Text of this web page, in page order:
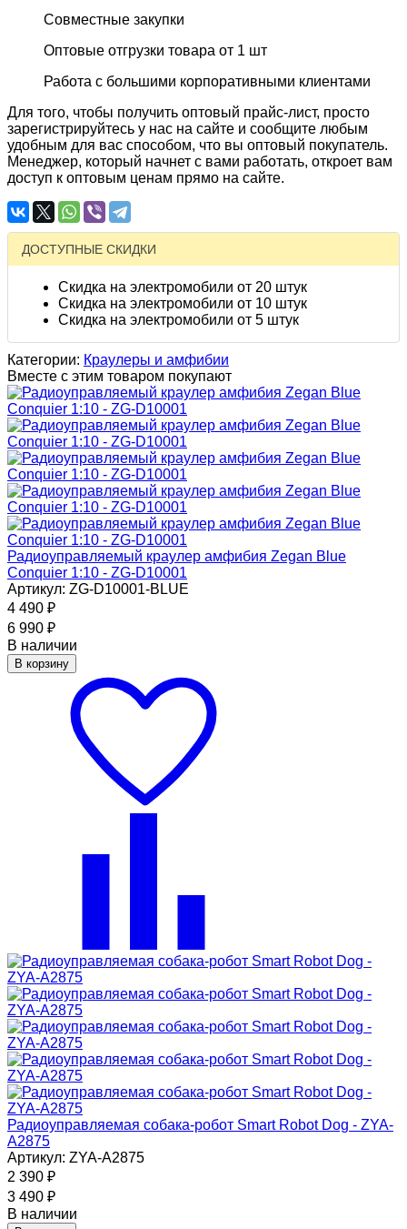
Совместные закупки
Оптовые отгрузки товара от 1 шт
Работа с большими корпоративными клиентами
Для того, чтобы получить оптовый прайс-лист, просто
зарегистрируйтесь у нас на сайте и сообщите любым
удобным для вас способом, что вы оптовый покупатель.
Менеджер, который начнет с вами работать, откроет вам
доступ к оптовым ценам прямо на сайте.
ДОСТУПНЫЕ СКИДКИ
Скидка на электромобили от 20 штук
Скидка на электромобили от 10 штук
Скидка на электромобили от 5 штук
Категории: Краулеры и амфибии
Вместе с этим товаром покупают
Радиоуправляемый краулер амфибия Zegan Blue
Conquier 1:10 - ZG-D10001
Артикул: ZG-D10001-BLUE
4 490 ₽
6 990 ₽
В наличии
В корзину
Радиоуправляемая собака-робот Smart Robot Dog - ZYA-
A2875
Артикул: ZYA-A2875
2 390 ₽
3 490 ₽
В наличии